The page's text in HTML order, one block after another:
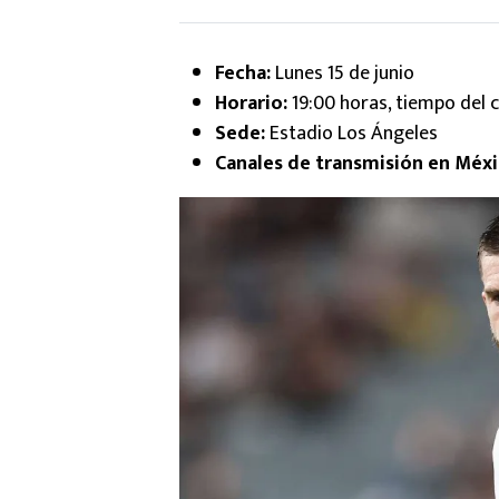
Fecha:Lunes 15 de junio
Horario:19:00 horas, tiempo del
Sede:Estadio Los Ángeles
Canales de transmisión en